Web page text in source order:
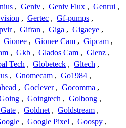
, Geniv , Geniv Flux , Genrui ,
, Gertec , Gf-pumps ,
, Gifran , Giga , Gigaeye ,
Gionee , Gionee Cam , Gipcam ,
, Gkb , Glados Cam , Glenz ,
Tech , Globeteck , Gltech ,
, Gnomecam , Go1984 ,
, Goclever , Gocomma ,
, Goingtech , Golbong ,
, Goldnet , Goldstream ,
, Google Pixel , Goospy ,